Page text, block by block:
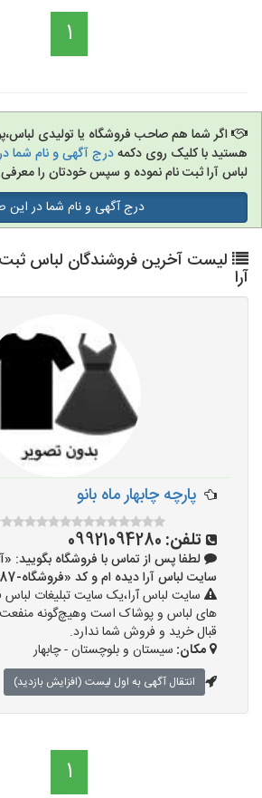
1
اگر شما هم صاحب فروشگاه یا تولیدی
هستید با کلیک روی دکمهدرج آگهی و نام شما
لباس آرا ثبت نام نموده و سپس خودتان را معرفی
درج آگهی و نام شما در
لیست آخرین فروشندگان لباس ثبت
آرا
پارچه چابهار ماه بانو
تلفن: 09921094280
لطفا پس از تماس با فروشگاه بگویید:
سایت لباس آرا دیده ام و کد «فروشگاه-87» را اعلام کنید»
سایت لباس آرا،یک سایت تبلیغات
های لباس و پوشاک است وهیچ‌گونه
قبال خرید و فروش شما ندارد.
مکان: سیستان و بلوچستان - چابهار
انتقال آگهی به اول لیست (افزایش بازدید)
1